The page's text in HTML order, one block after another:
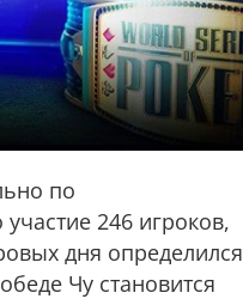
по
246 игроков,
дня определился
Чу становится